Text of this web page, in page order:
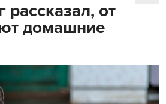
рассказал, от
домашние